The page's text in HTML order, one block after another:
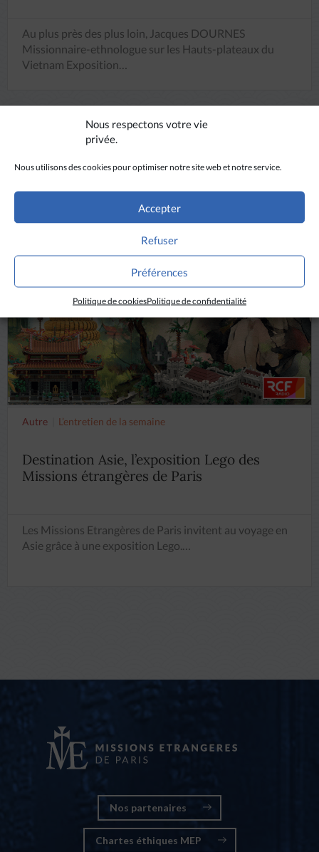
Nous respectons votre vie
privée.
Nous utilisons des cookies pour optimiser notre site web et notre service.
Accepter
Refuser
Préférences
Politique de cookiesPolitique de confidentialité
Au plus près des plus loin, Jacques DOURNES
Missionnaire-ethnologue sur les Hauts-plateaux du
Vietnam Exposition…
ÉCOUTER
Autre L’entretien de la semaine
Destination Asie, l’exposition Lego des
Missions étrangères de Paris
Les Missions Etrangères de Paris invitent au voyage en
Asie grâce à une exposition Lego.…
Nos partenaires
Chartes éthiques MEP